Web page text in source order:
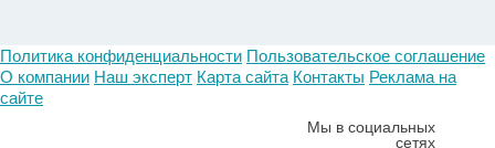
Политика конфиденциальности Пользовательское соглашение
О компании Наш эксперт Карта сайта Контакты Реклама на
сайте
Мы в социальных
сетях